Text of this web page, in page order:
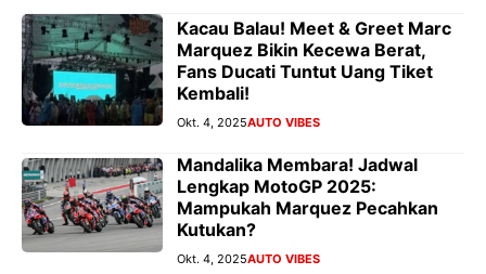
Kacau Balau! Meet & Greet Marc
Marquez Bikin Kecewa Berat,
Fans Ducati Tuntut Uang Tiket
Kembali!
Okt. 4, 2025AUTO VIBES
Mandalika Membara! Jadwal
Lengkap MotoGP 2025:
Mampukah Marquez Pecahkan
Kutukan?
Okt. 4, 2025AUTO VIBES